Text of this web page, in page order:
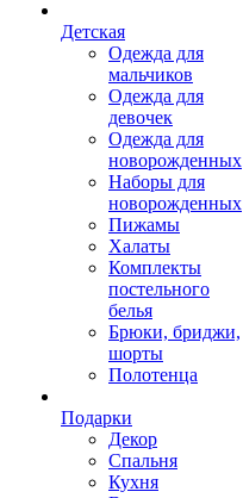
Детская
Одежда для
мальчиков
Одежда для
девочек
Одежда для
новорожденных
Наборы для
новорожденных
Пижамы
Халаты
Комплекты
постельного
белья
Брюки, бриджи,
шорты
Полотенца
Подарки
Декор
Спальня
Кухня